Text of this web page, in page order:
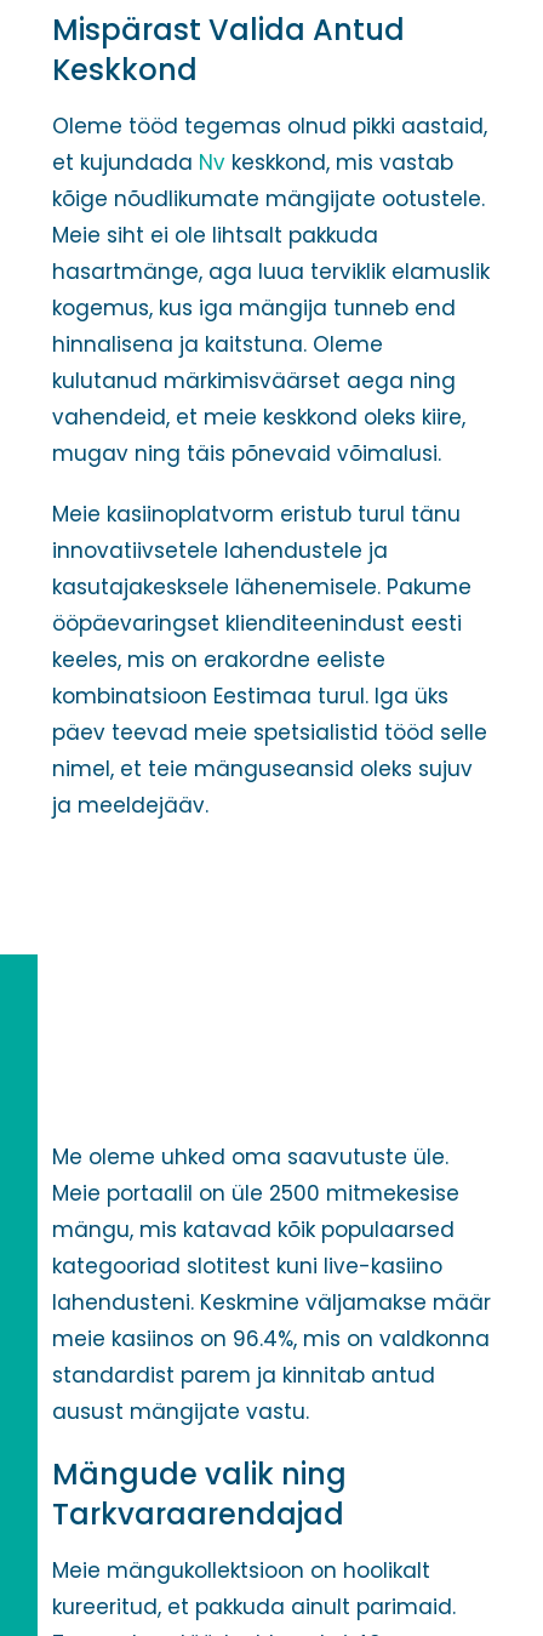
Mispärast Valida Antud
Keskkond
Oleme tööd tegemas olnud pikki aastaid,
et kujundada Nv keskkond, mis vastab
kõige nõudlikumate mängijate ootustele.
Meie siht ei ole lihtsalt pakkuda
hasartmänge, aga luua terviklik elamuslik
kogemus, kus iga mängija tunneb end
hinnalisena ja kaitstuna. Oleme
kulutanud märkimisväärset aega ning
vahendeid, et meie keskkond oleks kiire,
mugav ning täis põnevaid võimalusi.
Meie kasiinoplatvorm eristub turul tänu
innovatiivsetele lahendustele ja
kasutajakesksele lähenemisele. Pakume
ööpäevaringset klienditeenindust eesti
keeles, mis on erakordne eeliste
kombinatsioon Eestimaa turul. Iga üks
päev teevad meie spetsialistid tööd selle
nimel, et teie mänguseansid oleks sujuv
ja meeldejääv.
Me oleme uhked oma saavutuste üle.
Meie portaalil on üle 2500 mitmekesise
mängu, mis katavad kõik populaarsed
kategooriad slotitest kuni live-kasiino
lahendusteni. Keskmine väljamakse määr
meie kasiinos on 96.4%, mis on valdkonna
standardist parem ja kinnitab antud
ausust mängijate vastu.
Mängude valik ning
Tarkvaraarendajad
Meie mängukollektsioon on hoolikalt
kureeritud, et pakkuda ainult parimaid.